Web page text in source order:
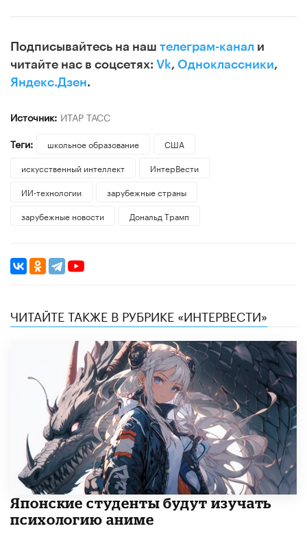
Подписывайтесь на наш телеграм-канал и
читайте нас в соцсетях: Vk, Одноклассники,
Яндекс.Дзен.
Источник: ИТАР ТАСС
Теги:
школьное образование
США
искусственный интеллект
ИнтерВести
ИИ-технологии
зарубежные страны
зарубежные новости
Дональд Трамп
ЧИТАЙТЕ ТАКЖЕ В РУБРИКЕ «ИНТЕРВЕСТИ»
Японские студенты будут изучать
психологию аниме